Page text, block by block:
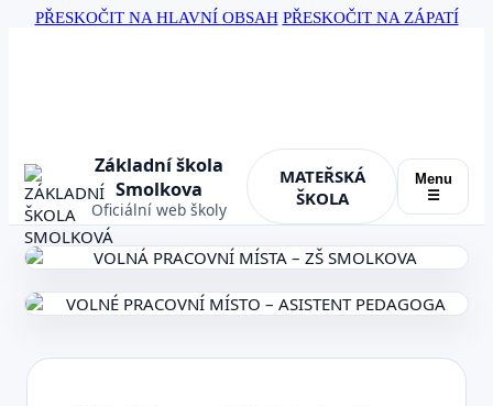
PŘESKOČIT NA HLAVNÍ OBSAH PŘESKOČIT NA ZÁPATÍ
Základní škola
Smolkova
Oficiální web školy
MATEŘSKÁ
ŠKOLA
Menu
☰